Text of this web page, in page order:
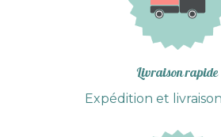
Livraison rapide
Expédition et